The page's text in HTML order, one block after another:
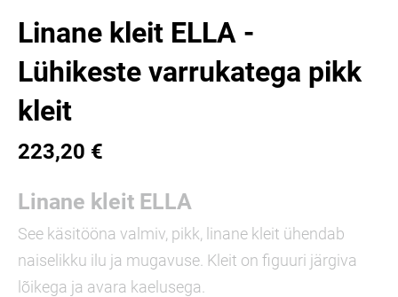
Linane kleit ELLA -
Lühikeste varrukatega pikk
kleit
223,20 €
Linane kleit ELLA
See käsitööna valmiv, pikk, linane kleit ühendab
naiselikku ilu ja mugavuse. Kleit on figuuri järgiva
lõikega ja avara kaelusega.